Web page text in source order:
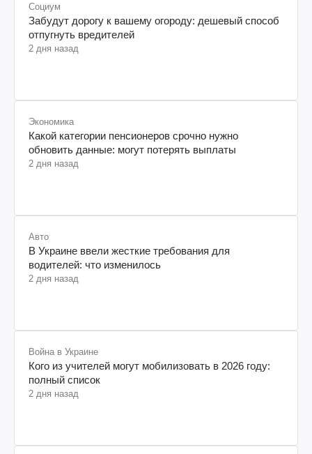
Социум
Забудут дорогу к вашему огороду: дешевый способ
отпугнуть вредителей
2 дня назад
Экономика
Какой категории пенсионеров срочно нужно
обновить данные: могут потерять выплаты
2 дня назад
Авто
В Украине ввели жесткие требования для
водителей: что изменилось
2 дня назад
Война в Украине
Кого из учителей могут мобилизовать в 2026 году:
полный список
2 дня назад